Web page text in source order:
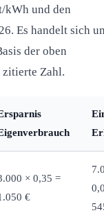
kWh und den
Es handelt sich
der oben
zitierte Zahl.
× 0,35 =
€